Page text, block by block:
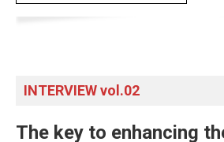
INTERVIEW vol.02
The key to enhancing